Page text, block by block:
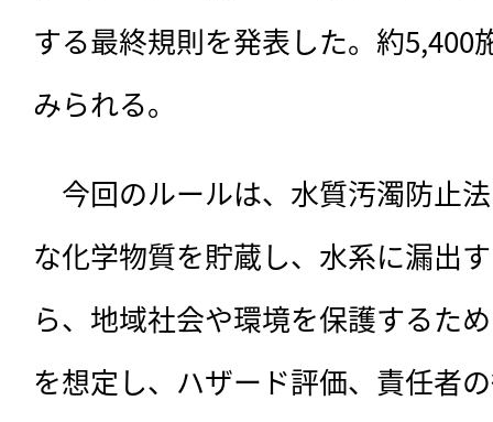
する最終規則を発表した。約5,400
みられる。
今回のルールは、 水質汚濁防止
な化学物質を貯蔵し、水系に漏出
ら、地域社会や環境を保護するた
を想定し、ハザード評価、責任者